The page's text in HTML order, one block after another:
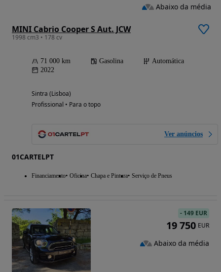
MINI Cabrio Cooper S Aut. JCW
1998 cm3 • 178 cv
71 000 km Gasolina
Automática
2022
Sintra (Lisboa)
Profissional • Para o topo
Ver anúncios
01CARTELPT
Financiamento Oficina Chapa e Pintura Serviço de Pneus
Abaixo da média
- 149 EUR
19 750 EUR
Abaixo da média